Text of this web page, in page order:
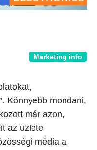
Marketing info
Könnyebb mondani,
már azon,
az üzlete
média a